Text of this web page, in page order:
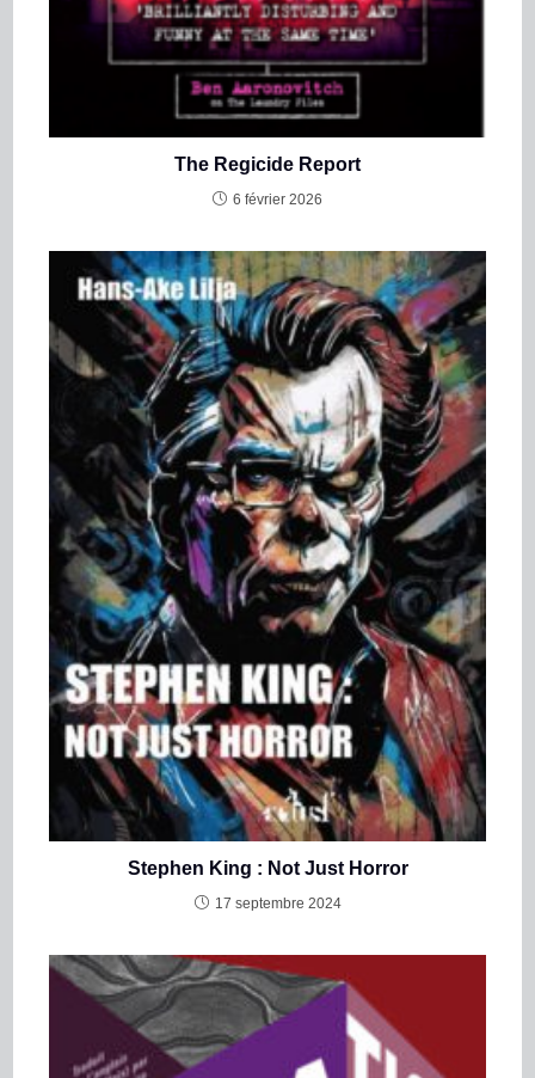
The Regicide Report
6 février 2026
Stephen King : Not Just Horror
17 septembre 2024